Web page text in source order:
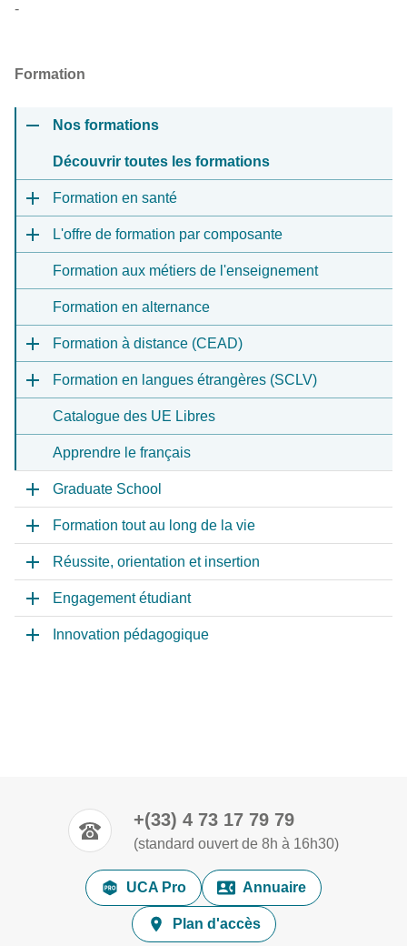
-
Formation
Nos formations
Découvrir toutes les formations
Formation en santé
L'offre de formation par composante
Formation aux métiers de l'enseignement
Formation en alternance
Formation à distance (CEAD)
Formation en langues étrangères (SCLV)
Catalogue des UE Libres
Apprendre le français
Graduate School
Formation tout au long de la vie
Réussite, orientation et insertion
Engagement étudiant
Innovation pédagogique
+(33) 4 73 17 79 79
(standard ouvert de 8h à 16h30)
UCA Pro Annuaire
Plan d'accès